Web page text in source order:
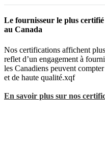
Le fournisseur le plus
au Canada
Nos certifications affichent
reflet d’un engagement à
les Canadiens peuvent
et de haute qualité.xqf
En savoir plus sur nos